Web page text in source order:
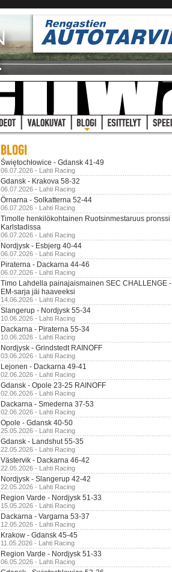
Świętochłowice - Gdansk 41-49
06.07.2026 - Lahti Racing
Gdansk - Krakova 58-32
06.07.2026 - Lahti Racing
Örnarna - Solkatterna 52-44
06.07.2026 - Lahti Racing
Timolle henkilökohtainen Ruotsinmestaruus pronssi
Karlstadissa
06.07.2026 - Lahti Racing
Nordjysk - Esbjerg 40-44
06.07.2026 - Lahti Racing
Piraterna - Dackarna 44-46
06.07.2026 - Lahti Racing
Timo Lahdella painajaismainen SEC CHALLENGE -
EM-sarja jäi haaveeksi
14.06.2026 - Lahti Racing
Slangerup - Nordjysk 55-34
10.06.2026 - Lahti Racing
Dackarna - Piraterna 55-34
10.06.2026 - Lahti Racing
Nordjysk - Grindstedt RAINOFF
03.06.2026 - Lahti Racing
Lejonen - Dackarna 49-41
02.06.2026 - Lahti Racing
Gdansk - Opole 23-25 RAINOFF
02.06.2026 - Lahti Racing
Dackarna - Smederna 37-53
02.06.2026 - Lahti Racing
Opole - Gdansk 40-50
25.05.2026 - Lahti Racing
Gdansk - Landshut 55-35
22.05.2026 - Lahti Racing
Västervik - Dackarna 46-42
22.05.2026 - Lahti Racing
Nordjysk - Slangerup 42-42
22.05.2026 - Lahti Racing
Region Varde - Nordjysk 51-33
15.05.2026 - Lahti Racing
Dackarna - Vargarna 53-37
12.05.2026 - Lahti Racing
Krakow - Gdansk 45-45
11.05.2026 - Lahti Racing
Region Varde - Nordjysk 51-33
06.05.2026 - Lahti Racing